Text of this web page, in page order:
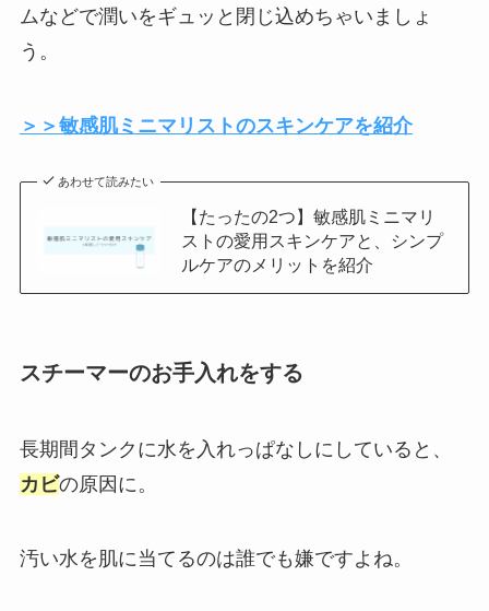
ムなどで潤いをギュッと閉じ込めちゃいましょ
う。
＞＞敏感肌ミニマリストのスキンケアを紹介
あわせて読みたい
【たったの2つ】敏感肌ミニマリ
ストの愛用スキンケアと、シンプ
ルケアのメリットを紹介
スチーマーのお手入れをする
長期間タンクに水を入れっぱなしにしていると、
カビの原因に。
汚い水を肌に当てるのは誰でも嫌ですよね。